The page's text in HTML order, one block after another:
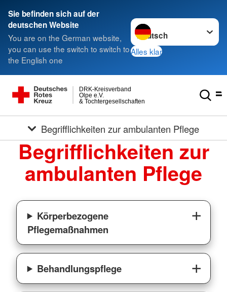
Sie befinden sich auf der
deutschen Website
You are on the German website,
you can use the switch to switch to
the English one
Sprache wechseln zu
Alles klar
& Tochtergesellschaften
Olpe e.V.
DRK-Kreisverband
Begrifflichkeiten zur ambulanten Pflege
Begrifflichkeiten zur
ambulanten Pflege
Körperbezogene
Pflegemaßnahmen
Behandlungspflege